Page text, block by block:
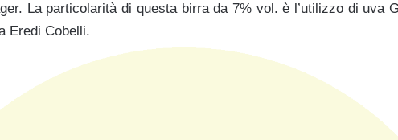
La particolarità di questa birra da 7% vol. è l’utilizzo di uva
Eredi Cobelli.